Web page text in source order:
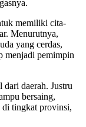
memiliki cita-
Menurutnya,
yang cerdas,
menjadi pemimpin
dari daerah. Justru
bersaing,
di tingkat provinsi,